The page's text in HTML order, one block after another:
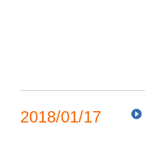
2018/01/17